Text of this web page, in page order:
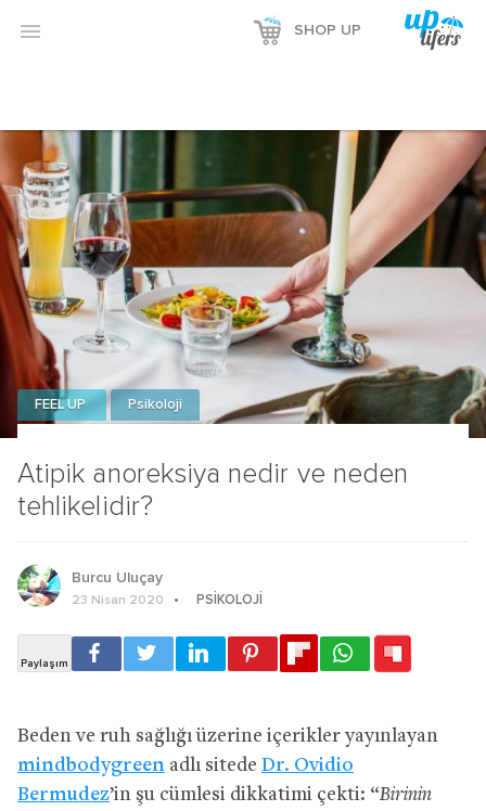
 SHOP UP
Atipik anoreksiya nedir ve neden
tehlikelidir?
FEEL UP Psikoloji
Burcu Uluçay
23 Nisan 2020 PSIKOLOJI
Beden ve ruh sağlığı üzerine içerikler yayınlayan
mindbodygreen adlı sitede Dr. Ovidio
Bermudez’in şu cümlesi dikkatimi çekti: “Birinin